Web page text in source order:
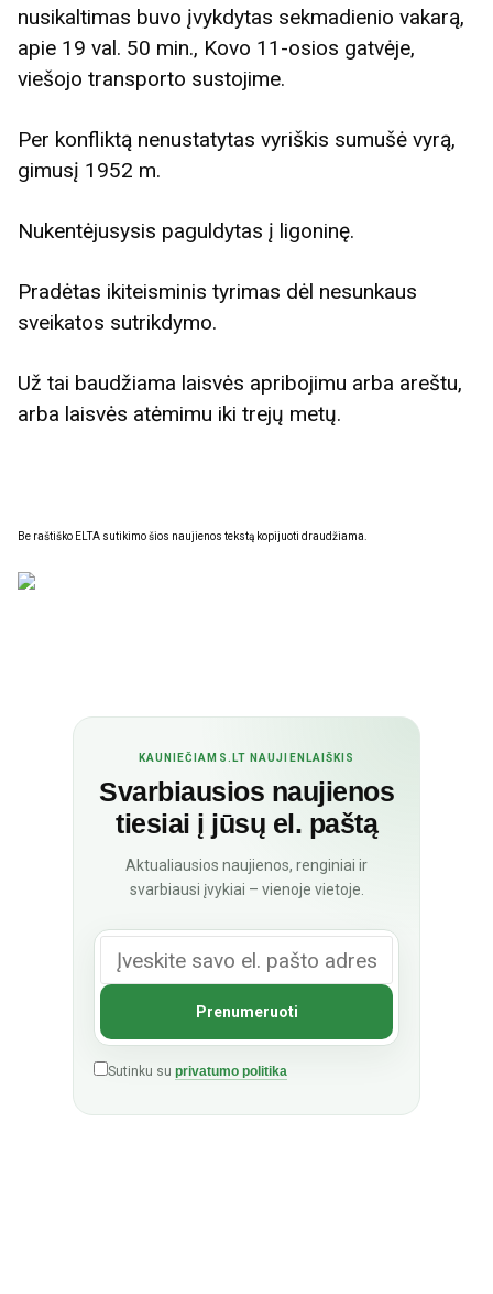
nusikaltimas buvo įvykdytas sekmadienio vakarą,
apie 19 val. 50 min., Kovo 11-osios gatvėje,
viešojo transporto sustojime.
Per konfliktą nenustatytas vyriškis sumušė vyrą,
gimusį 1952 m.
Nukentėjusysis paguldytas į ligoninę.
Pradėtas ikiteisminis tyrimas dėl nesunkaus
sveikatos sutrikdymo.
Už tai baudžiama laisvės apribojimu arba areštu,
arba laisvės atėmimu iki trejų metų.
Be raštiško ELTA sutikimo šios naujienos tekstą kopijuoti draudžiama.
KAUNIEČIAMS.LT NAUJIENLAIŠKIS
Svarbiausios naujienos
tiesiai į jūsų el. paštą
Aktualiausios naujienos, renginiai ir
svarbiausi įvykiai – vienoje vietoje.
Sutinku su privatumo politika